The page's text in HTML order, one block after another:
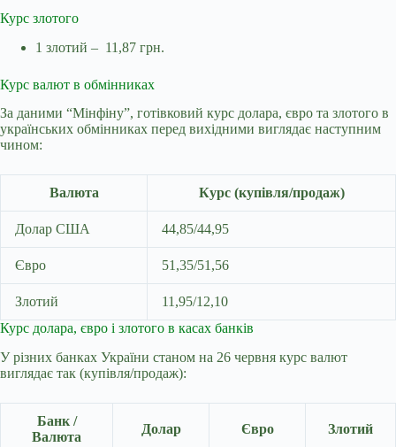
Курс злотого
1 злотий – 11,87 грн.
Курс валют в обмінниках
За даними “Мінфіну”, готівковий курс долара, євро та злотого в
українських обмінниках перед вихідними виглядає наступним
чином:
Валюта Курс (купівля/продаж)
Долар США 44,85/44,95
Євро 51,35/51,56
Злотий
11,95/12,10
Курс долара, євро і злотого в касах банків
У різних банках України станом на 26 червня курс валют
виглядає так (купівля/продаж):
Банк /
Валюта
Долар Євро Злотий